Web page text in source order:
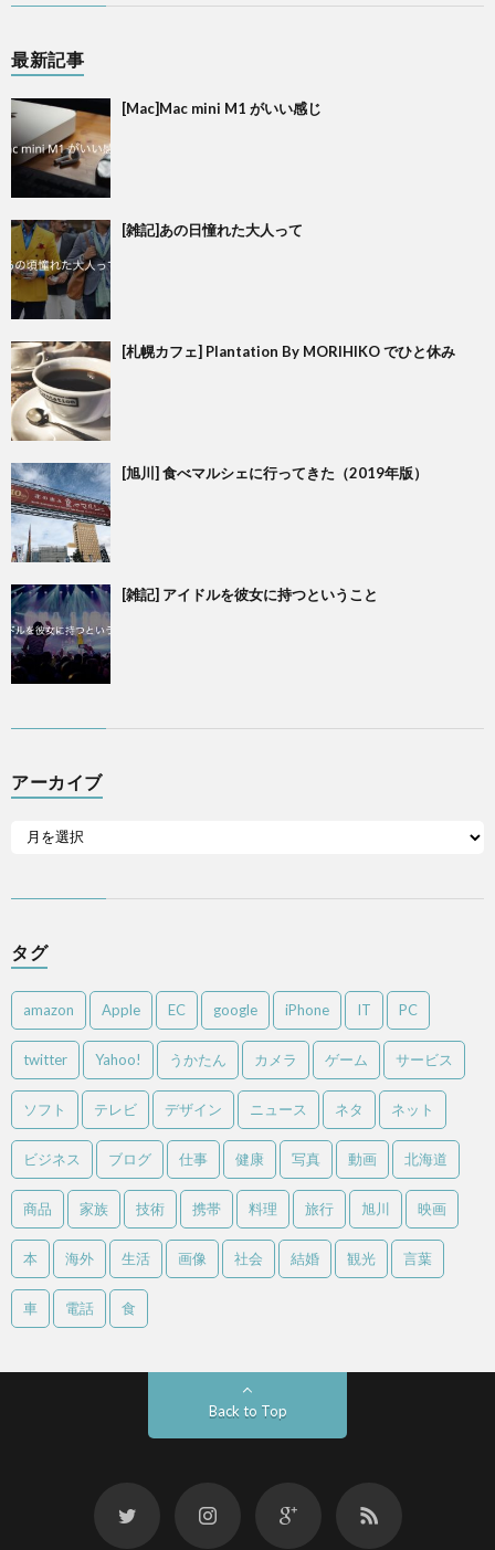
最新記事
[Mac]Mac mini M1 がいい感じ
[雑記]あの日憧れた大人って
[札幌カフェ] Plantation By MORIHIKO でひと休み
[旭川] 食べマルシェに行ってきた（2019年版）
[雑記] アイドルを彼女に持つということ
アーカイブ
タグ
amazon Apple EC google iPhone IT PC
twitter Yahoo! うかたん カメラ ゲーム サービス
ソフト テレビ デザイン ニュース ネタ ネット
ビジネス ブログ 仕事 健康 写真 動画 北海道
商品 家族 技術 携帯 料理 旅行 旭川 映画
本 海外 生活 画像 社会 結婚 観光 言葉
車 電話 食
Back to Top